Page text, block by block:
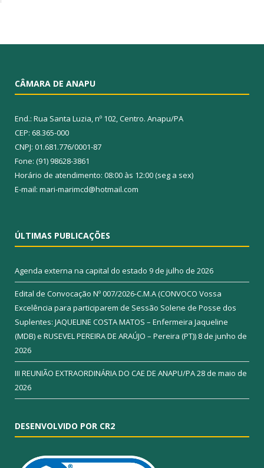
CÂMARA DE ANAPU
End.: Rua Santa Luzia, nº 102, Centro. Anapu/PA
CEP: 68.365-000
CNPJ: 01.681.776/0001-87
Fone: (91) 98628-3861
Horário de atendimento: 08:00 às 12:00 (seg a sex)
E-mail: mari-marimcd@hotmail.com
ÚLTIMAS PUBLICAÇÕES
Agenda externa na capital do estado 9 de julho de 2026
Edital de Convocação Nº 007/2026-C.M.A (CONVOCO Vossa
Excelência para participarem de Sessão Solene de Posse dos
Suplentes: JAQUELINE COSTA MATOS – Enfermeira Jaqueline
(MDB) e RUSEVEL PEREIRA DE ARAÚJO – Pereira (PT)) 8 de junho de
2026
III REUNIÃO EXTRAORDINÁRIA DO CAE DE ANAPU/PA28 de maio de
2026
DESENVOLVIDO POR CR2